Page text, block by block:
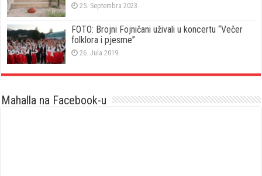
25. Septembra 2023.
FOTO: Brojni Fojničani uživali u koncertu “Večer
folklora i pjesme”
26. Jula 2019.
Mahalla na Facebook-u